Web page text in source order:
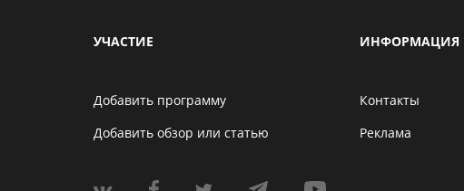
УЧАСТИЕ
Добавить программу
Добавить обзор или статью
ИНФОРМАЦИЯ
Контакты
Реклама